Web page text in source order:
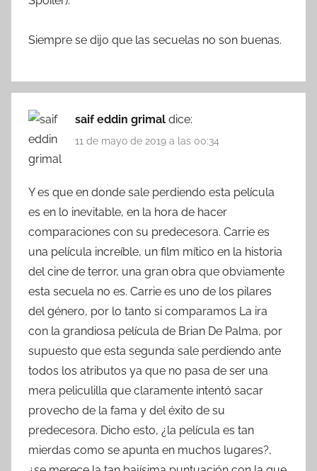
Siempre se dijo que las secuelas no son buenas.
saif eddin grimal dice:
11 de mayo de 2019 a las 00:34
Y es que en donde sale perdiendo esta película
es en lo inevitable, en la hora de hacer
comparaciones con su predecesora. Carrie es
una película increíble, un film mítico en la historia
del cine de terror, una gran obra que obviamente
esta secuela no es. Carrie es uno de los pilares
del género, por lo tanto si comparamos La ira
con la grandiosa película de Brian De Palma, por
supuesto que esta segunda sale perdiendo ante
todos los atributos ya que no pasa de ser una
mera peliculilla que claramente intentó sacar
provecho de la fama y del éxito de su
predecesora. Dicho esto, ¿la película es tan
mierdas como se apunta en muchos lugares?,